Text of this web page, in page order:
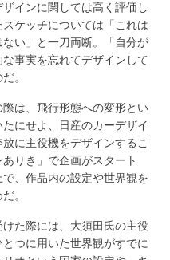
インに関しては高く評価し
ケッチについては「これは
い」と一刀両断。「自分が
事実を忘れてデザインして
。
は、飛行形態への変形とい
にせよ、日産のカーデザイ
に主役機をデザインするこ
りき」で企画がスタート
、作品内の設定や世界観を
。
た際には、大須田氏の主役
つに用いた世界観がすでに